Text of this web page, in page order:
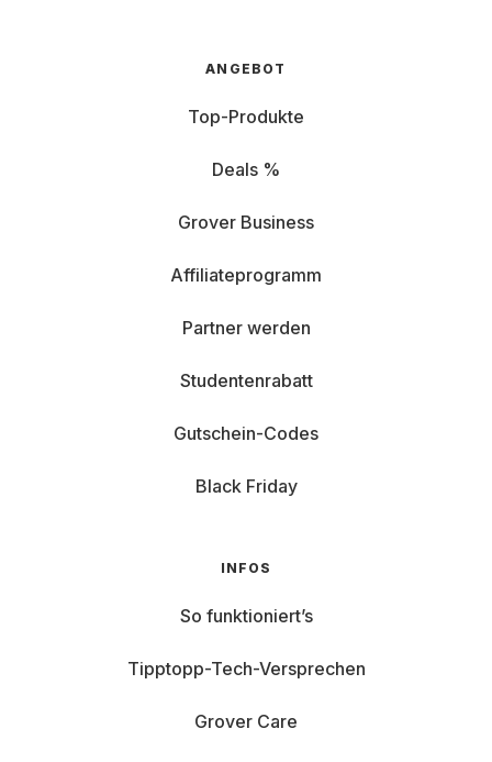
ANGEBOT
Top-Produkte
Deals %
Grover Business
Affiliateprogramm
Partner werden
Studentenrabatt
Gutschein-Codes
Black Friday
INFOS
So funktioniert’s
Tipptopp-Tech-Versprechen
Grover Care